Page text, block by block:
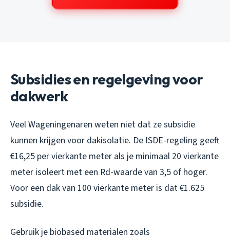
Subsidies en regelgeving voor
dakwerk
Veel Wageningenaren weten niet dat ze subsidie
kunnen krijgen voor dakisolatie. De ISDE-regeling geeft
€16,25 per vierkante meter als je minimaal 20 vierkante
meter isoleert met een Rd-waarde van 3,5 of hoger.
Voor een dak van 100 vierkante meter is dat €1.625
subsidie.
Gebruik je biobased materialen zoals